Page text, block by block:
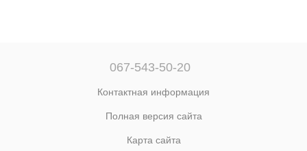
067-543-50-20
Контактная информация
Полная версия сайта
Карта сайта